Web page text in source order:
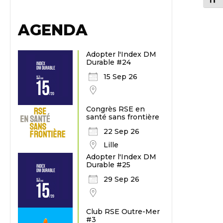
AGENDA
Adopter l'Index DM
Durable #24
15 Sep 26
Congrès RSE en
santé sans frontière
22 Sep 26
Lille
Adopter l'Index DM
Durable #25
29 Sep 26
Club RSE Outre-Mer
#3